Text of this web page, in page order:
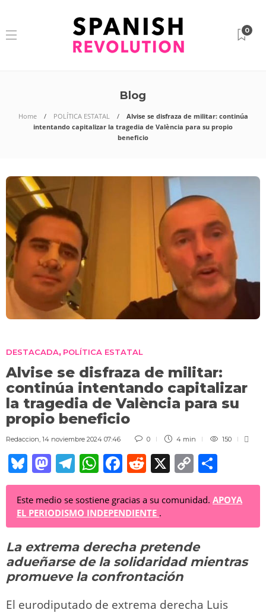
0
Blog
Home POLÍTICA ESTATAL
Alvise se disfraza de militar: continúa
intentando capitalizar la tragedia de València para su propio
beneficio
DESTACADA, POLÍTICA ESTATAL
Alvise se disfraza de militar:
continúa intentando capitalizar
la tragedia de València para su
propio beneficio
Redaccion 14 noviembre 2024 07:46 0 4 min 150
Bl
u
e
sk
y
M
a
st
o
d
o
n
T
el
e
gr
a
m
W
h
at
s
A
p
p
F
a
c
e
b
o
o
k
R
e
d
di
t
X C
o
p
Li
n
o
m
tir
Este medio se sostiene gracias a su comunidad. APOYA
EL PERIODISMO INDEPENDIENTE .
La extrema derecha pretende
adueñarse de la solidaridad mientras
promueve la confrontación
El eurodiputado de extrema derecha Luis